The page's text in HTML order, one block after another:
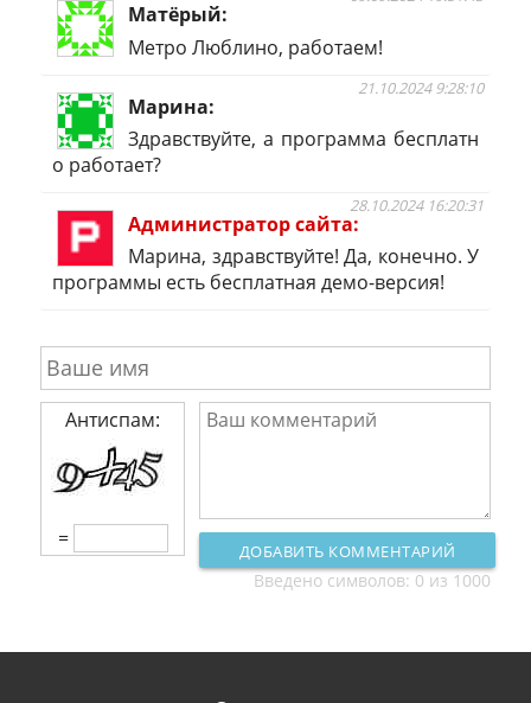
Матёрый
Метро Люблино, работаем!
Марина
21.10.2024 9:28:10
Здравствуйте, а программа бесплатн
о работает?
Администратор сайта
28.10.2024 16:20:31
Марина, здравствуйте! Да, конечно. У
программы есть бесплатная демо-версия!
Антиспам:
= ДОБАВИТЬ КОММЕНТАРИЙ
Введено символов: 0 из 1000